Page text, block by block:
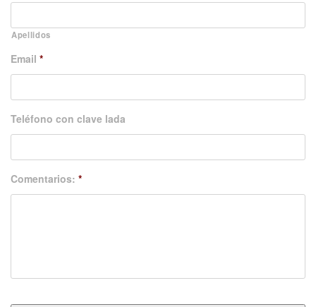
Apellidos
Email *
Teléfono con clave lada
Comentarios: *